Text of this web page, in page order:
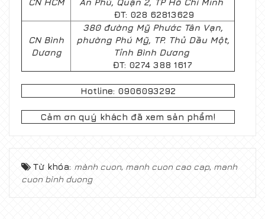
CN HCM
An Phú, Quận 2, TP Hồ Chí Minh
ĐT: 028 62813629
CN Bình
Dương
380 đường Mỹ Phước Tân Vạn,
phường Phú Mỹ, TP. Thủ Dầu Một,
Tỉnh Bình Dương
ĐT: 0274 388 1617
Hotline: 0906093292
Cảm ơn quý khách đã xem sản phẩm!
Từ khóa: mành cuon, manh cuon cao cap, manh
cuon binh duong